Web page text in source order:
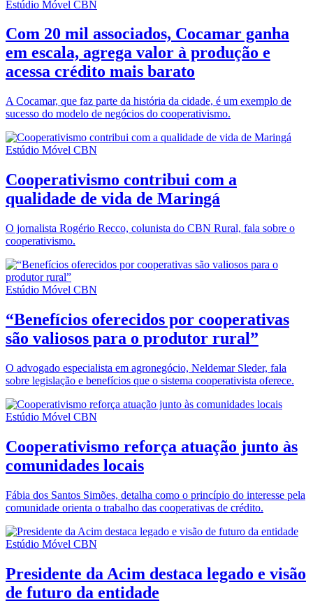
Estúdio Móvel CBN
Com 20 mil associados, Cocamar ganha
em escala, agrega valor à produção e
acessa crédito mais barato
A Cocamar, que faz parte da história da cidade, é um exemplo de
sucesso do modelo de negócios do cooperativismo.
Estúdio Móvel CBN
Cooperativismo contribui com a
qualidade de vida de Maringá
O jornalista Rogério Recco, colunista do CBN Rural, fala sobre o
cooperativismo.
Estúdio Móvel CBN
“Benefícios oferecidos por cooperativas
são valiosos para o produtor rural”
O advogado especialista em agronegócio, Neldemar Sleder, fala
sobre legislação e benefícios que o sistema cooperativista oferece.
Estúdio Móvel CBN
Cooperativismo reforça atuação junto às
comunidades locais
Fábia dos Santos Simões, detalha como o princípio do interesse pela
comunidade orienta o trabalho das cooperativas de crédito.
Estúdio Móvel CBN
Presidente da Acim destaca legado e visão
de futuro da entidade